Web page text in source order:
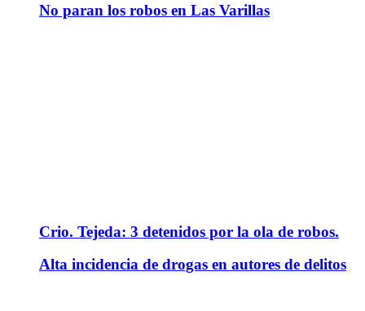
No paran los robos en Las Varillas
Crio. Tejeda: 3 detenidos por la ola de robos.
Alta incidencia de drogas en autores de delitos